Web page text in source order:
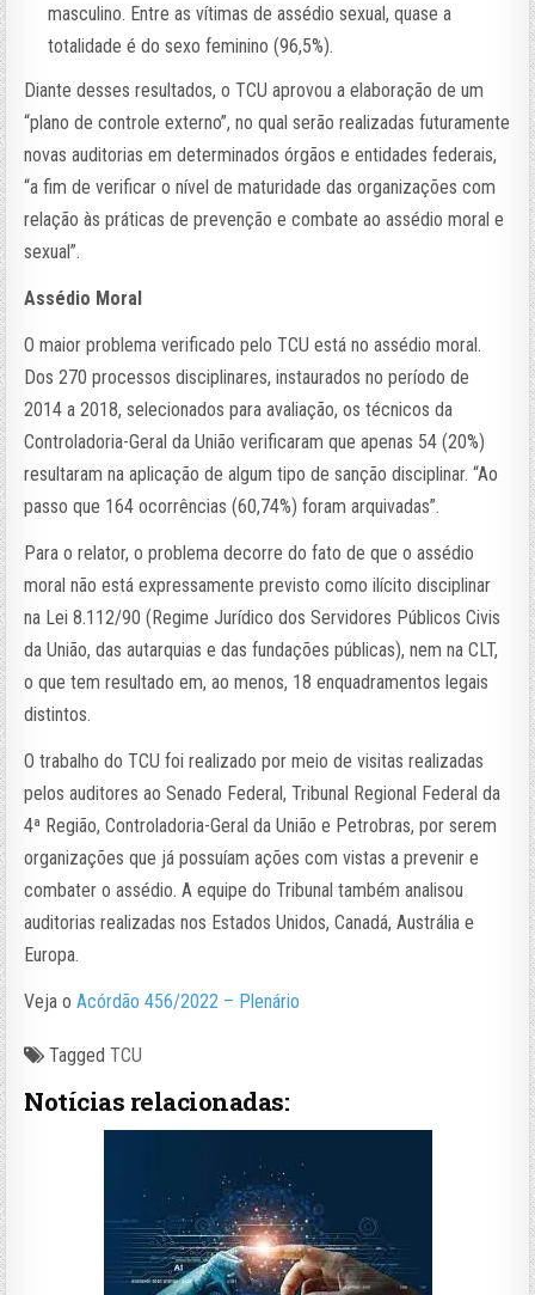
masculino. Entre as vítimas de assédio sexual, quase a
totalidade é do sexo feminino (96,5%).
Diante desses resultados, o TCU aprovou a elaboração de um
“plano de controle externo”, no qual serão realizadas futuramente
novas auditorias em determinados órgãos e entidades federais,
“a fim de verificar o nível de maturidade das organizações com
relação às práticas de prevenção e combate ao assédio moral e
sexual”.
Assédio Moral
O maior problema verificado pelo TCU está no assédio moral.
Dos 270 processos disciplinares, instaurados no período de
2014 a 2018, selecionados para avaliação, os técnicos da
Controladoria-Geral da União verificaram que apenas 54 (20%)
resultaram na aplicação de algum tipo de sanção disciplinar. “Ao
passo que 164 ocorrências (60,74%) foram arquivadas”.
Para o relator, o problema decorre do fato de que o assédio
moral não está expressamente previsto como ilícito disciplinar
na Lei 8.112/90 (Regime Jurídico dos Servidores Públicos Civis
da União, das autarquias e das fundações públicas), nem na CLT,
o que tem resultado em, ao menos, 18 enquadramentos legais
distintos.
O trabalho do TCU foi realizado por meio de visitas realizadas
pelos auditores ao Senado Federal, Tribunal Regional Federal da
4ª Região, Controladoria-Geral da União e Petrobras, por serem
organizações que já possuíam ações com vistas a prevenir e
combater o assédio. A equipe do Tribunal também analisou
auditorias realizadas nos Estados Unidos, Canadá, Austrália e
Europa.
Veja oAcórdão 456/2022 – Plenário
TaggedTCU
Notícias relacionadas: